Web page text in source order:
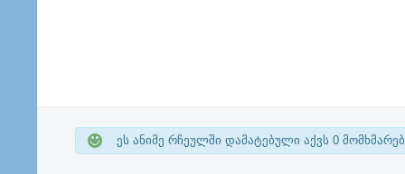
ეს ანიმე რჩეულში დამატებული აქვს 0